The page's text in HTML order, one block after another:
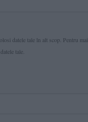
datele tale în alt scop. Pentru mai
tale.